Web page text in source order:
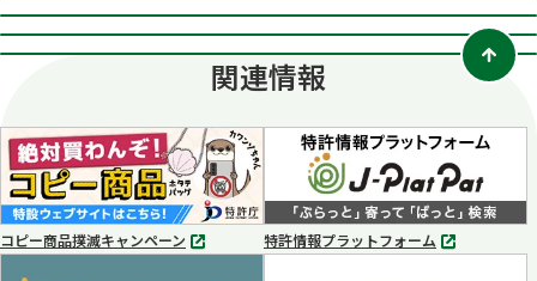
関連情報
コピー商品撲滅キャンペーン
別
特許情報プラットフォーム
別